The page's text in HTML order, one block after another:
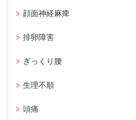
顔面神経麻痺
排卵障害
ぎっくり腰
生理不順
頭痛